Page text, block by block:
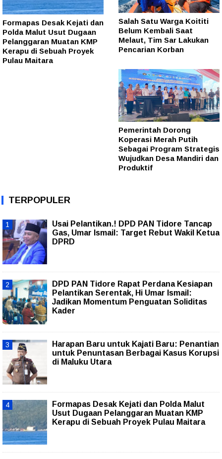
Formapas Desak Kejati dan
Polda Malut Usut Dugaan
Pelanggaran Muatan KMP
Kerapu di Sebuah Proyek
Pulau Maitara
Salah Satu Warga Koititi
Belum Kembali Saat
Melaut, Tim Sar Lakukan
Pencarian Korban
Pemerintah Dorong
Koperasi Merah Putih
Sebagai Program Strategis
Wujudkan Desa Mandiri dan
Produktif
TERPOPULER
Usai Pelantikan.! DPD PAN Tidore Tancap
Gas, Umar Ismail: Target Rebut Wakil Ketua
DPRD
DPD PAN Tidore Rapat Perdana Kesiapan
Pelantikan Serentak, Hi Umar Ismail:
Jadikan Momentum Penguatan Soliditas
Kader
Harapan Baru untuk Kajati Baru: Penantian
untuk Penuntasan Berbagai Kasus Korupsi
di Maluku Utara
Formapas Desak Kejati dan Polda Malut
Usut Dugaan Pelanggaran Muatan KMP
Kerapu di Sebuah Proyek Pulau Maitara